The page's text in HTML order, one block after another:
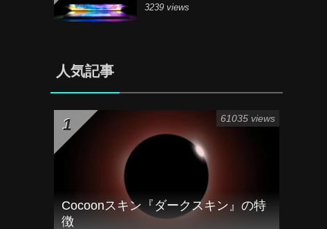
3239 views
人気記事
Cocoonスキン『ダークスキン』の特
徴
61035 views